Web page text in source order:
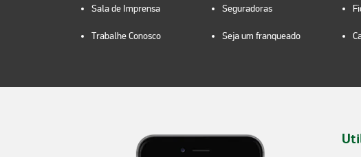
Sala de Imprensa
Trabalhe Conosco
Seguradoras
Seja um franqueado